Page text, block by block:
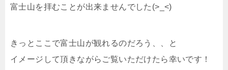
富士山を拝むことが出来ませんでした(>_<)
きっとここで富士山が観れるのだろう、、と
イメージして頂きながらご覧いただけたら幸いです！